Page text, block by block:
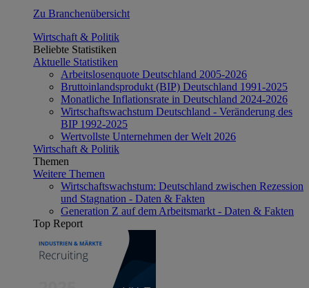
Zu Branchenübersicht
Wirtschaft & Politik
Beliebte Statistiken
Aktuelle Statistiken
Arbeitslosenquote Deutschland 2005-2026
Bruttoinlandsprodukt (BIP) Deutschland 1991-2025
Monatliche Inflationsrate in Deutschland 2024-2026
Wirtschaftswachstum Deutschland - Veränderung des
BIP 1992-2025
Wertvollste Unternehmen der Welt 2026
Wirtschaft & Politik
Themen
Weitere Themen
Wirtschaftswachstum: Deutschland zwischen Rezession
und Stagnation - Daten & Fakten
Generation Z auf dem Arbeitsmarkt - Daten & Fakten
Top Report